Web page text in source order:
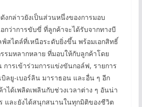
งกล่าวยังเป็นส่วนหนึ่งของการมอบ
กว่าการขับขี่ ที่ลูกค้าจะได้รับจากทางบี
ฟ์สไตล์ที่เหนือระดับยิ่งขึ้น พร้อมเอกสิทธิ์
รมหลากหลาย ที่มอบให้กับลูกค้าโดย
การเข้าร่วมการแข่งขันกอล์ฟ, รายการ
ลยู-เบอร์ลิน มาราธอน และอื่น ๆ อีก
าได้เพลิดเพลินกับช่วงเวลาต่าง ๆ อันน่า
และยังได้สนุกสนานในทุกมิติของชีวิต